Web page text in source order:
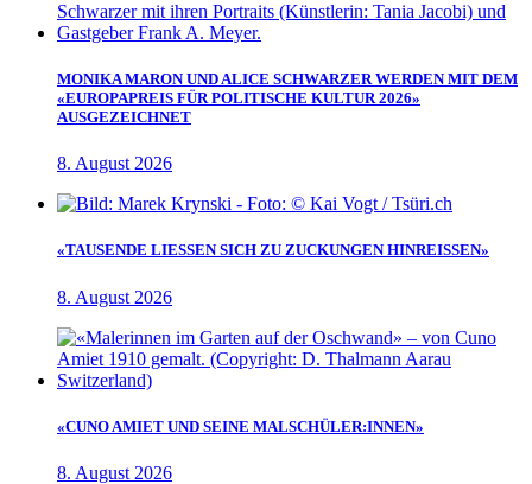
MONIKA MARON UND ALICE SCHWARZER WERDEN MIT DEM
«EUROPAPREIS FÜR POLITISCHE KULTUR 2026»
AUSGEZEICHNET
8. August 2026
«TAUSENDE LIESSEN SICH ZU ZUCKUNGEN HINREISSEN»
8. August 2026
«CUNO AMIET UND SEINE MALSCHÜLER:INNEN»
8. August 2026